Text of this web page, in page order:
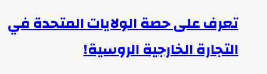
تعرف على حصة الولايات المتحدة في
التجارة الخارجية الروسية!